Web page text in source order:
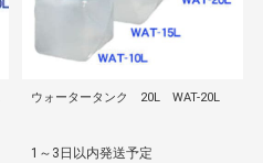
ウォータータンク 20L WAT-20L
1～3日以内発送予定